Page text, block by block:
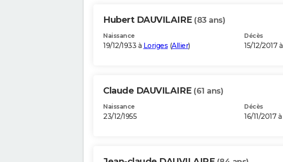
Hubert DAUVILAIRE (83 ans)
Naissance
19/12/1933 à Loriges (Allier)
Décès
15/12/2017 à
Claude DAUVILAIRE (61 ans)
Naissance
23/12/1955
Décès
16/11/2017 à